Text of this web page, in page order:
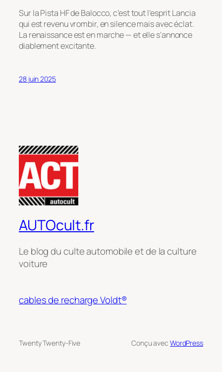
Sur la Pista HF de Balocco, c’est tout l’esprit Lancia
qui est revenu vrombir, en silence mais avec éclat.
La renaissance est en marche — et elle s’annonce
diablement excitante.
28 juin 2025
AUTOcult.fr
Le blog du culte automobile et de la culture
voiture
cables de recharge Voldt®
Twenty Twenty-Five Conçu avec WordPress